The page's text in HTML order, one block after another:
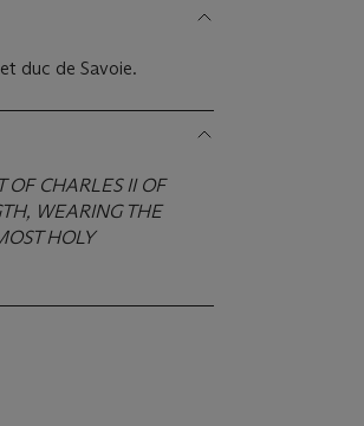
duc de Savoie.
OF CHARLES II OF
WEARING THE
HOLY